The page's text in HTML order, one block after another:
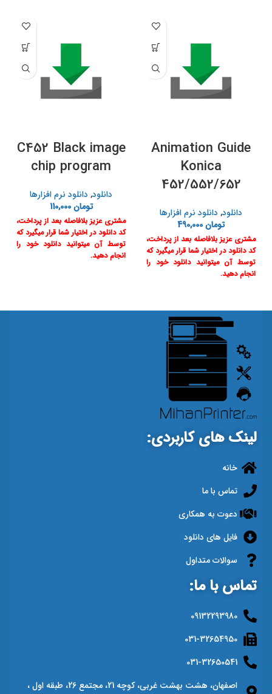
Animation Guide
Konica
452/552/652
دانلود, دانلود نرم افزارها
تومان
مشتری عزیز بلافاصله بعد از پرداخت،
کد دانلود در اختیار شما قرار میگیرد که
توسط آن میتوانید دانلود خود را
انجام دهید.
C452 Black image
chip program
دانلود, دانلود نرم افزارها
تومان110,000
مشتری عزیز بلافاصله بعد از پرداخت،
کد دانلود در اختیار شما قرار میگیرد که
توسط آن میتوانید دانلود خود را
انجام دهید.
لینک های کاربردی:
خانه
تماس با ما
دعوت به همکاری
فایل های دانلود
سوالات متداول
تماس با ما:
09132293980
031-32654950
031-32650541
اصفهان، هشت بهشت غربی، کوچه 21، مجتمع 26، طبقه اول ،